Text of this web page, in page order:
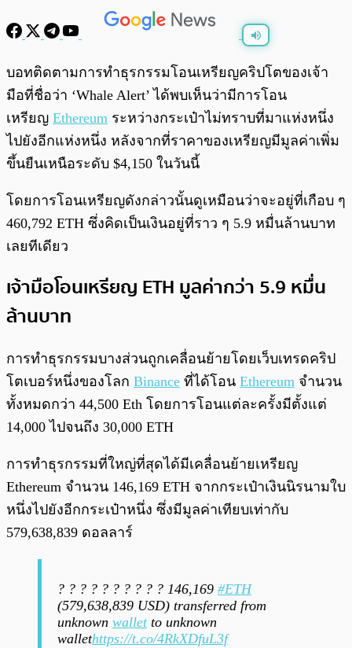
0:00 0:00
บอทติดตามการทำธุรกรรมโอนเหรียญคริปโตของเจ้า
มือที่ชื่อว่า ‘Whale Alert’ ได้พบเห็นว่ามีการโอน
เหรียญ Ethereum ระหว่างกระเป๋าไม่ทราบที่มาแห่งหนึ่ง
ไปยังอีกแห่งหนึ่ง หลังจากที่ราคาของเหรียญมีมูลค่าเพิ่ม
ขึ้นยืนเหนือระดับ $4,150 ในวันนี้
โดยการโอนเหรียญดังกล่าวนั้นดูเหมือนว่าจะอยู่ที่เกือบ ๆ
460,792 ETH ซึ่งคิดเป็นเงินอยู่ที่ราว ๆ 5.9 หมื่นล้านบาท
เลยทีเดียว
เจ้ามือโอนเหรียญ ETH มูลค่ากว่า 5.9 หมื่น
ล้านบาท
การทำธุรกรรมบางส่วนถูกเคลื่อนย้ายโดยเว็บเทรดคริป
โตเบอร์หนึ่งของโลก Binance ที่ได้โอน Ethereum จำนวน
ทั้งหมดกว่า 44,500 Eth โดยการโอนแต่ละครั้งมีตั้งแต่
14,000 ไปจนถึง 30,000 ETH
การทำธุรกรรมที่ใหญ่ที่สุดได้มีเคลื่อนย้ายเหรียญ
Ethereum จำนวน 146,169 ETH จากกระเป๋าเงินนิรนามใบ
หนึ่งไปยังอีกกระเป๋าหนึ่ง ซึ่งมีมูลค่าเทียบเท่ากับ
579,638,839 ดอลลาร์
? ? ? ? ? ? ? ? ? ? 146,169 #ETH
(579,638,839 USD) transferred from
unknown walletto unknown
wallethttps://t.co/4RkXDfuL3f